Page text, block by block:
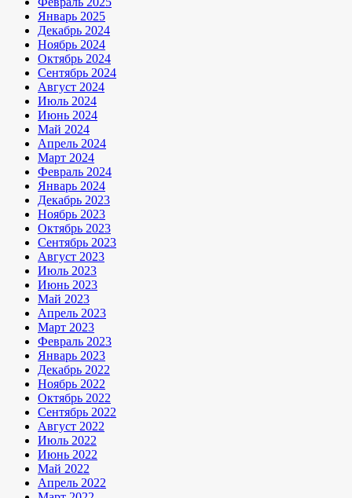
Январь 2025
Декабрь 2024
Ноябрь 2024
Октябрь 2024
Сентябрь 2024
Август 2024
Июль 2024
Июнь 2024
Май 2024
Апрель 2024
Март 2024
Февраль 2024
Январь 2024
Декабрь 2023
Ноябрь 2023
Октябрь 2023
Сентябрь 2023
Август 2023
Июль 2023
Июнь 2023
Май 2023
Апрель 2023
Март 2023
Февраль 2023
Январь 2023
Декабрь 2022
Ноябрь 2022
Октябрь 2022
Сентябрь 2022
Август 2022
Июль 2022
Июнь 2022
Май 2022
Апрель 2022